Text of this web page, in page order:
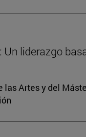
Un liderazgo
las Artes y del